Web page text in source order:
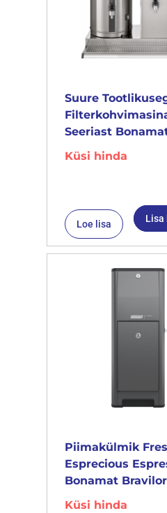
Suure
Seeriast
Küsi hinda
Loe lisa Lisa
Piimakülmik
Esprecious
Bonamat Bravilor
Küsi hinda